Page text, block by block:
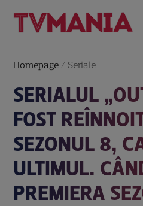
Homepage / Seriale
SERIALUL
FOST
SEZONUL 8,
ULTIMUL.
PREMIERA